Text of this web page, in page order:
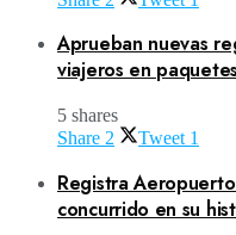
Aprueban nuevas
viajeros en
5 shares
Share 2 Tweet 1
Registra
concurrido en su